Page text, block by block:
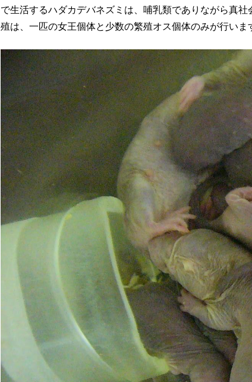
で生活するハダカデバネズミは、哺乳類でありながら真
殖は、一匹の女王個体と少数の繁殖オス個体のみが行いま